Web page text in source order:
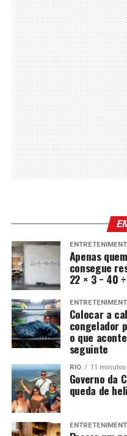
Apenas
consegue
22 × 3 − 40
Colocar a
congelador
o que
seguinte
RIO 11 minutos
Governo da
queda de